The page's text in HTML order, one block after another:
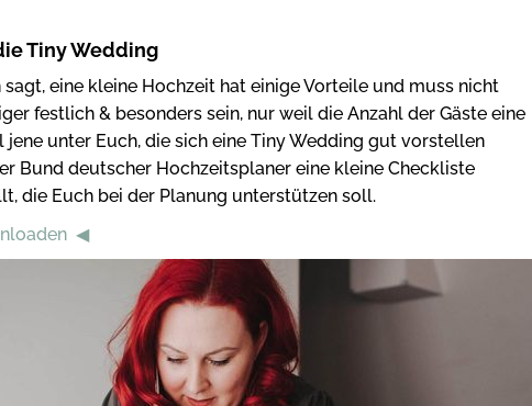
Tiny Wedding
sagt, eine kleine Hochzeit hat einige Vorteile und muss nicht
festlich & besonders sein, nur weil die Anzahl der Gäste eine
jene unter Euch, die sich eine Tiny Wedding gut vorstellen
Bund deutscher Hochzeitsplaner eine kleine Checkliste
die Euch bei der Planung unterstützen soll.
◀